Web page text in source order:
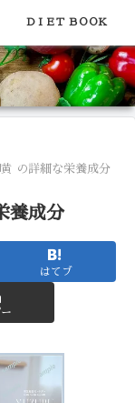
康やダイエットに
の詳細な栄養成分
養成分
はてブ
ＤＩＥＴ ＢＯＯＫ